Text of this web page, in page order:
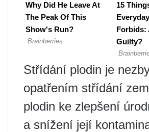
Střídání plodin je
opatřením střídání
plodin ke zlepšení
a snížení její